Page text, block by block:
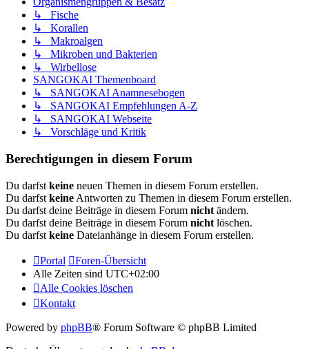
↳ Fische
↳ Korallen
↳ Makroalgen
↳ Mikroben und Bakterien
↳ Wirbellose
SANGOKAI Themenboard
↳ SANGOKAI Anamnesebogen
↳ SANGOKAI Empfehlungen A-Z
↳ SANGOKAI Webseite
↳ Vorschläge und Kritik
Berechtigungen in diesem Forum
Du darfst keine neuen Themen in diesem Forum erstellen.
Du darfst keine Antworten zu Themen in diesem Forum erstellen.
Du darfst deine Beiträge in diesem Forum nicht ändern.
Du darfst deine Beiträge in diesem Forum nicht löschen.
Du darfst keine Dateianhänge in diesem Forum erstellen.
Portal
Foren-Übersicht
Alle Zeiten sind UTC+02:00
Alle Cookies löschen
Kontakt
Powered by phpBB® Forum Software © phpBB Limited